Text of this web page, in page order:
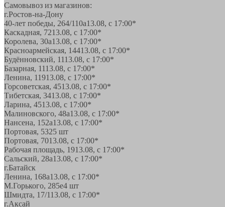
Самовывоз из магазинов:
г.Ростов-на-Дону
40-лет победы, 264/110а13.08, с 17:00*
Каскадная, 7213.08, с 17:00*
Королева, 30а13.08, с 17:00*
Красноармейская, 14413.08, с 17:00*
Будённовский, 1113.08, с 17:00*
Базарная, 1113.08, с 17:00*
Ленина, 11913.08, с 17:00*
Горсоветская, 4513.08, с 17:00*
Тибетская, 3413.08, с 17:00*
Ларина, 4513.08, с 17:00*
Малиновского, 48а13.08, с 17:00*
Нансена, 152а13.08, с 17:00*
Портовая, 5325 шт
Портовая, 7013.08, с 17:00*
Рабочая площадь, 1913.08, с 17:00*
Сальский, 28a13.08, с 17:00*
г.Батайск
Ленина, 168а13.08, с 17:00*
М.Горького, 285е4 шт
Шмидта, 17/113.08, с 17:00*
г.Аксай